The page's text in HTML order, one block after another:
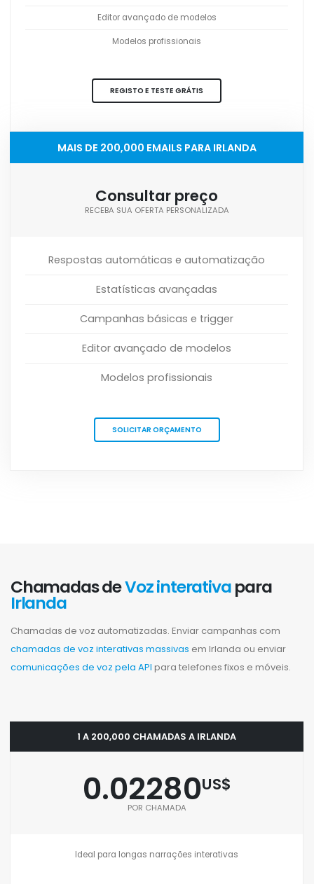
Editor avançado de modelos
Modelos profissionais
REGISTO E TESTE GRÁTIS
MAIS DE 200,000 EMAILS PARA IRLANDA
Consultar preço
RECEBA SUA OFERTA PERSONALIZADA
Respostas automáticas e automatização
Estatísticas avançadas
Campanhas básicas e trigger
Editor avançado de modelos
Modelos profissionais
SOLICITAR ORÇAMENTO
Chamadas deVoz interativapara
Irlanda
Chamadas de voz automatizadas. Enviar campanhas com
chamadas de voz interativas massivas em Irlanda ou enviar
comunicações de voz pela API para telefones fixos e móveis.
1 A 200,000 CHAMADAS A IRLANDA
0.02280US$
POR CHAMADA
Ideal para longas narrações interativas